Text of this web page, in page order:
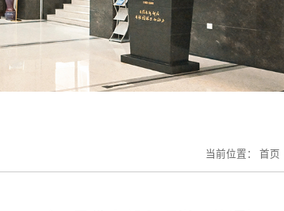
当前位置： 首页